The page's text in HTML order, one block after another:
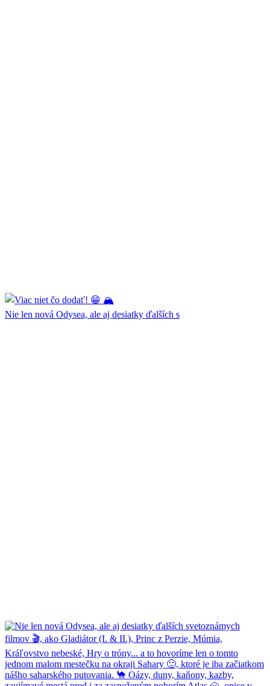
Nie len nová Odysea, ale aj desiatky ďalších s